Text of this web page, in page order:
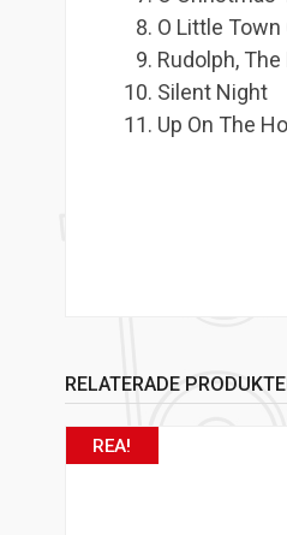
O Little
Rudolph,
Silent Night
Up On The
RELATERADE
REA!